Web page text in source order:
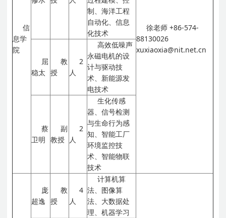
信
息学
院
徐老师 +86-574-
88130026
xuxiaoxia@nit.net.cn
制、海洋工程
自动化、信息
化技术
屈
稳太
教
授
2
人
高效低噪声
永磁电机的设
计与驱动技
术、新能源发
电技术
蔡
卫明
副
教授
2
人
生化传感
器、信号检测
与生命行为感
知、智能工厂
环境监控技
术、智能物联
技术
庞
超逸
教
授
4
人
计算机算
法、图像算
法、大数据处
理、机器学习